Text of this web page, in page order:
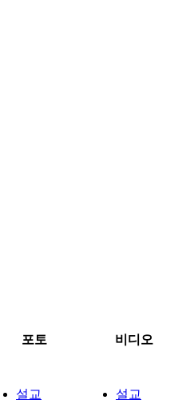
포토 비디오
설교
설교